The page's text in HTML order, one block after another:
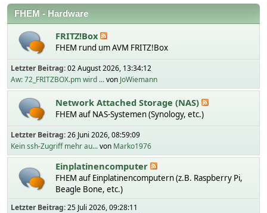
FHEM - Hardware
FRITZ!Box
FHEM rund um AVM FRITZ!Box
Letzter Beitrag:02 August 2026, 13:34:12
Aw: 72_FRITZBOX.pm wird ...von JoWiemann
Network Attached Storage (NAS)
FHEM auf NAS-Systemen (Synology, etc.)
Letzter Beitrag:26 Juni 2026, 08:59:09
Kein ssh-Zugriff mehr au...von Marko1976
Einplatinencomputer
FHEM auf Einplatinencomputern (z.B. Raspberry Pi,
Beagle Bone, etc.)
Letzter Beitrag:25 Juli 2026, 09:28:11